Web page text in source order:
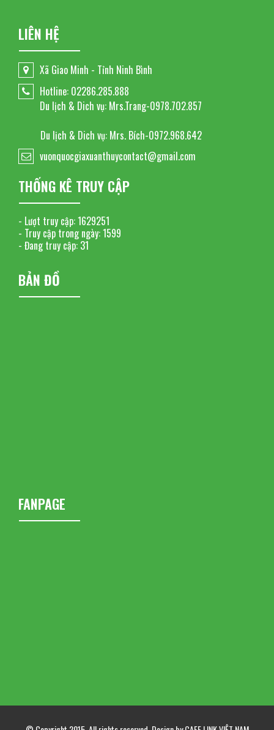
LIÊN HỆ
Xã Giao Minh - Tỉnh Ninh Bình
Hotline: 02286.285.888
Du lịch & Dich vụ: Mrs.Trang-0978.702.857
Du lịch & Dich vụ: Mrs. Bích-0972.968.642
vuonquocgiaxuanthuycontact@gmail.com
THỐNG KÊ TRUY CẬP
- Lượt truy cập:1629251
- Truy cập trong ngày:1599
- Đang truy cập: 31
BẢN ĐỒ
FANPAGE